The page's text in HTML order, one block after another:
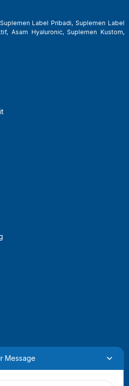
Label Pribadi, Suplemen Label
Asam Hyaluronic, Suplemen Kustom,
Message